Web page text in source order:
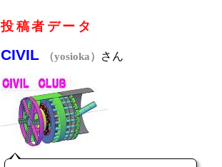
投稿者データ
CIVIL （yosioka） さん